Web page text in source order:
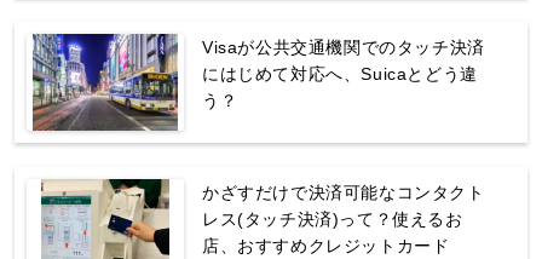
Visaが公共交通機関でのタッチ決済
にはじめて対応へ、Suicaとどう違
う？
かざすだけで決済可能なコンタクト
レス(タッチ決済)って？使えるお
店、おすすめクレジットカード